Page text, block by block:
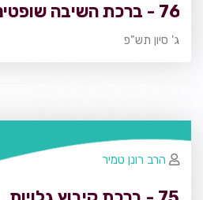
76 - ברכת השיבה שופטינו
ג' סיון תש"פ
הרב רונן טמיר